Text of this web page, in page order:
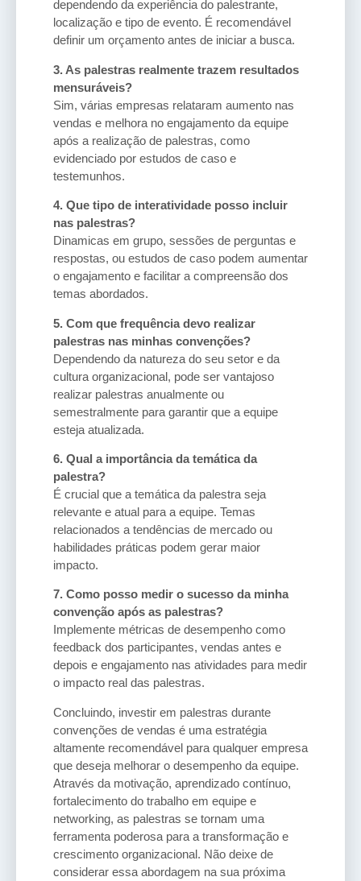
dependendo da experiência do palestrante,
localização e tipo de evento. É recomendável
definir um orçamento antes de iniciar a busca.
3. As palestras realmente trazem resultados
mensuráveis?
Sim, várias empresas relataram aumento nas
vendas e melhora no engajamento da equipe
após a realização de palestras, como
evidenciado por estudos de caso e
testemunhos.
4. Que tipo de interatividade posso incluir
nas palestras?
Dinamicas em grupo, sessões de perguntas e
respostas, ou estudos de caso podem aumentar
o engajamento e facilitar a compreensão dos
temas abordados.
5. Com que frequência devo realizar
palestras nas minhas convenções?
Dependendo da natureza do seu setor e da
cultura organizacional, pode ser vantajoso
realizar palestras anualmente ou
semestralmente para garantir que a equipe
esteja atualizada.
6. Qual a importância da temática da
palestra?
É crucial que a temática da palestra seja
relevante e atual para a equipe. Temas
relacionados a tendências de mercado ou
habilidades práticas podem gerar maior
impacto.
7. Como posso medir o sucesso da minha
convenção após as palestras?
Implemente métricas de desempenho como
feedback dos participantes, vendas antes e
depois e engajamento nas atividades para medir
o impacto real das palestras.
Concluindo, investir em palestras durante
convenções de vendas é uma estratégia
altamente recomendável para qualquer empresa
que deseja melhorar o desempenho da equipe.
Através da motivação, aprendizado contínuo,
fortalecimento do trabalho em equipe e
networking, as palestras se tornam uma
ferramenta poderosa para a transformação e
crescimento organizacional. Não deixe de
considerar essa abordagem na sua próxima